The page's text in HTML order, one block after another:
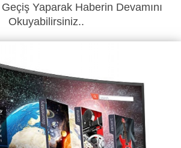
Yaparak Haberin Devamını
Okuyabilirsiniz..